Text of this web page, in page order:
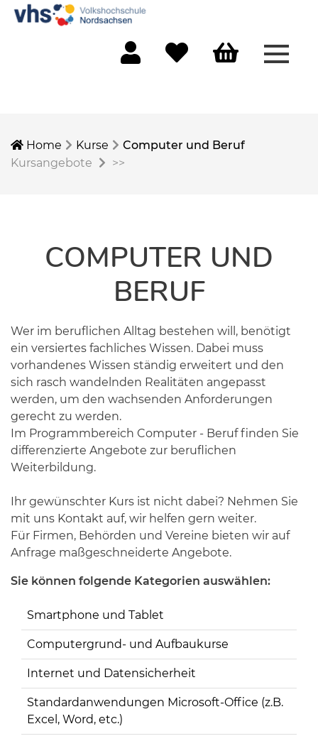
Home Kurse
Computer und Beruf
Kursangebote
>>
COMPUTER UND
BERUF
Wer im beruflichen Alltag bestehen will, benötigt
ein versiertes fachliches Wissen. Dabei muss
vorhandenes Wissen ständig erweitert und den
sich rasch wandelnden Realitäten angepasst
werden, um den wachsenden Anforderungen
gerecht zu werden.
Im Programmbereich Computer - Beruf finden Sie
differenzierte Angebote zur beruflichen
Weiterbildung.
Ihr gewünschter Kurs ist nicht dabei? Nehmen Sie
mit uns Kontakt auf, wir helfen gern weiter.
Für Firmen, Behörden und Vereine bieten wir auf
Anfrage maßgeschneiderte Angebote.
Sie können folgende Kategorien auswählen:
Smartphone und Tablet
Computergrund- und Aufbaukurse
Internet und Datensicherheit
Standardanwendungen Microsoft-Office (z.B.
Excel, Word, etc.)